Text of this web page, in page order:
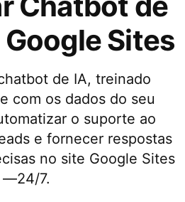
Sites
de IA, treinado
com os dados do seu
o suporte ao
e fornecer respostas
no site Google Sites
—24/7.